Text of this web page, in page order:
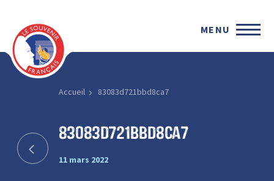
MENU
Accueil 83083d721bbd8ca7
83083d721bbd8ca7
11 mars 2022